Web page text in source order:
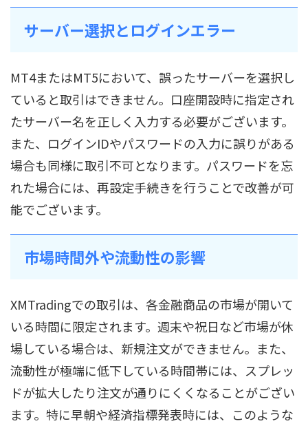
サーバー選択とログインエラー
MT4またはMT5において、誤ったサーバーを選択し
ていると取引はできません。口座開設時に指定され
たサーバー名を正しく入力する必要がございます。
また、ログインIDやパスワードの入力に誤りがある
場合も同様に取引不可となります。パスワードを忘
れた場合には、再設定手続きを行うことで改善が可
能でございます。
市場時間外や流動性の影響
XMTradingでの取引は、各金融商品の市場が開いて
いる時間に限定されます。週末や祝日など市場が休
場している場合は、新規注文ができません。また、
流動性が極端に低下している時間帯には、スプレッ
ドが拡大したり注文が通りにくくなることがござい
ます。特に早朝や経済指標発表時には、このような